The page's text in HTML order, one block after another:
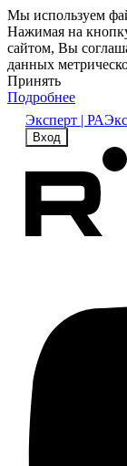
Мы используем
Нажимая на
сайтом, Вы
данных
Принять
Подробнее
Эксперт | РА
Вход